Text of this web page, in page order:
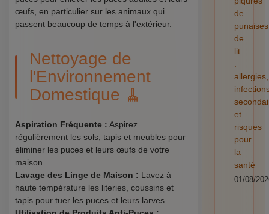
œufs, en particulier sur les animaux qui
passent beaucoup de temps à l'extérieur.
Nettoyage de
l'Environnement
Domestique 🧹
Aspiration Fréquente : Aspirez
régulièrement les sols, tapis et meubles pour
éliminer les puces et leurs œufs de votre
maison.
Lavage des Linge de Maison : Lavez à
haute température les literies, coussins et
tapis pour tuer les puces et leurs larves.
de
punaises
de
lit
:
allergies,
et
risques
pour
la
santé
01/08/